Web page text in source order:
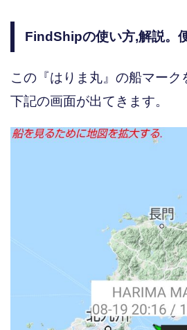
FindShipの使い方,解説。
この『はりま丸』の船マーク
下記の画面が出てきます。